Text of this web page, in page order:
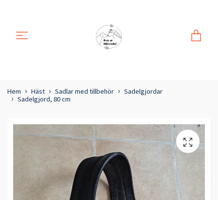
Hem Häst Sadlar med tillbehör
Sadelgjordar
Sadelgjord, 80 cm